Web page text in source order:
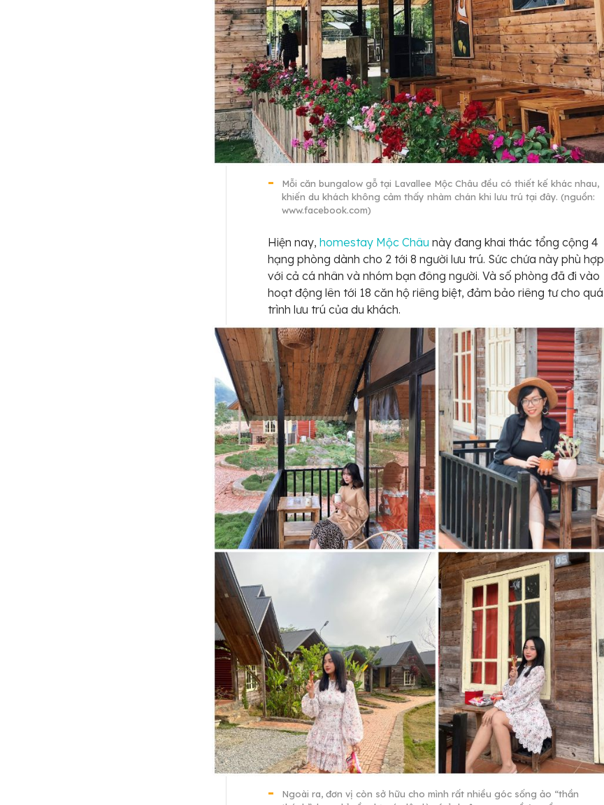
Mỗi căn bungalow gỗ tại Lavallee Mộc Châu đều có thiết kế khác nhau,
khiến du khách không cảm thấy nhàm chán khi lưu trú tại đây. (nguồn:
www.facebook.com)
Hiện nay,homestay Mộc Châu này đang khai thác tổng cộng 4
hạng phòng dành cho 2 tới 8 người lưu trú. Sức chứa này phù hợp
với cả cá nhân và nhóm bạn đông người. Và số phòng đã đi vào
hoạt động lên tới 18 căn hộ riêng biệt, đảm bảo riêng tư cho quá
trình lưu trú của du khách.
Ngoài ra, đơn vị còn sở hữu cho mình rất nhiều góc sống ảo “thần